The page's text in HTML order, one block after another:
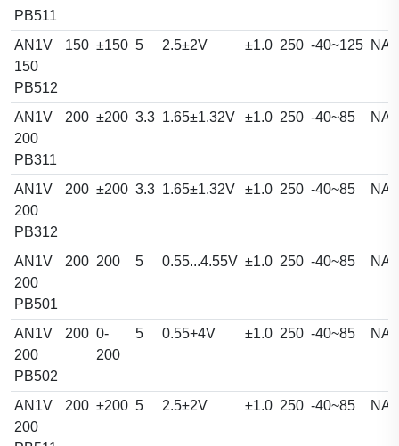
PB511
AN1V
150
PB512
150 ±150 5 2.5±2V ±1.0 250 -40~125 NA
AN1V
200
PB311
200 ±200 3.3 1.65±1.32V ±1.0 250 -40~85 NA
AN1V
200
PB312
200 ±200 3.3 1.65±1.32V ±1.0 250 -40~85 NA
AN1V
200
PB501
200 200 5 0.55...4.55V ±1.0 250 -40~85 NA
AN1V
200
PB502
200 0-
200
5 0.55+4V ±1.0 250 -40~85 NA
AN1V
200
200 ±200 5 2.5±2V ±1.0 250 -40~85 NA